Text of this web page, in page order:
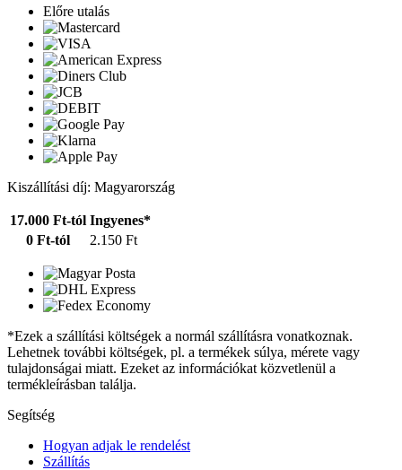
Előre utalás
Kiszállítási díj: Magyarország
17.000 Ft-tól Ingyenes*
0 Ft-tól
2.150 Ft
*Ezek a szállítási költségek a normál szállításra vonatkoznak.
Lehetnek további költségek, pl. a termékek súlya, mérete vagy
tulajdonságai miatt. Ezeket az információkat közvetlenül a
termékleírásban találja.
Segítség
Hogyan adjak le rendelést
Szállítás